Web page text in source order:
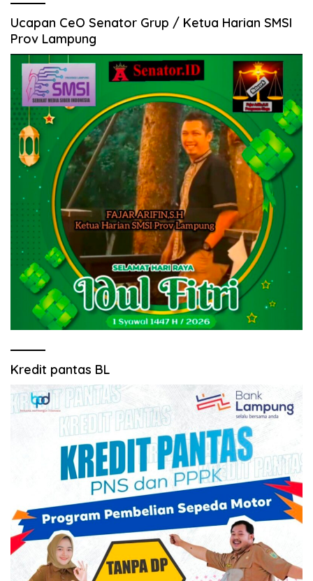
Ucapan CeO Senator Grup / Ketua Harian SMSI
Prov Lampung
Kredit pantas BL